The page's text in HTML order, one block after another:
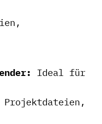
Ideal für
Projektdateien,